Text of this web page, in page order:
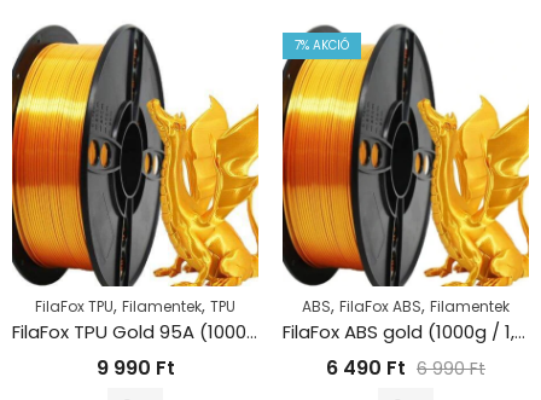
FilaFox TPU, Filamentek, TPU
FilaFox TPU Gold 95A (1000g / 1,75mm)
9 990 Ft
7% AKCIÓ
ABS, FilaFox ABS, Filamentek
FilaFox ABS gold (1000g / 1,75mm)
6 490 Ft 6 990Ft